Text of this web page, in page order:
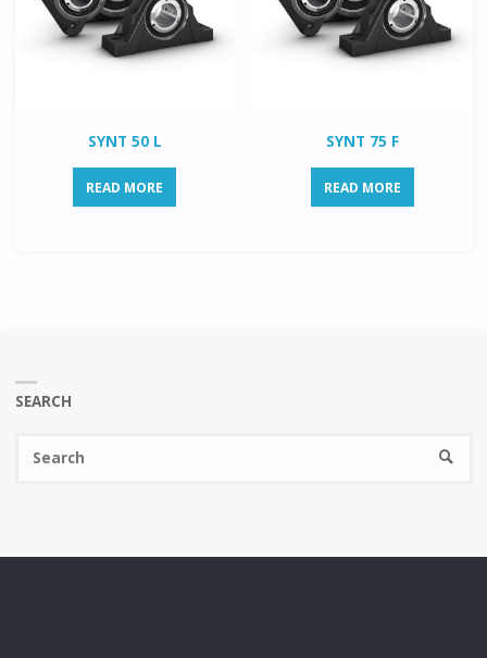
SYNT 50 L
READ MORE
SYNT 75 F
READ MORE
SEARCH